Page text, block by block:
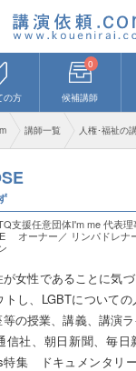
の方
0
候補講師
講師一覧 人権･福祉の
支援任意団体I'm me 代表
オーナー／ リンパドレナ
女性であることに気
し、LGBTについての
の授業、講義、講演
信社、朝日新聞、毎
特集 ドキュメンタリ